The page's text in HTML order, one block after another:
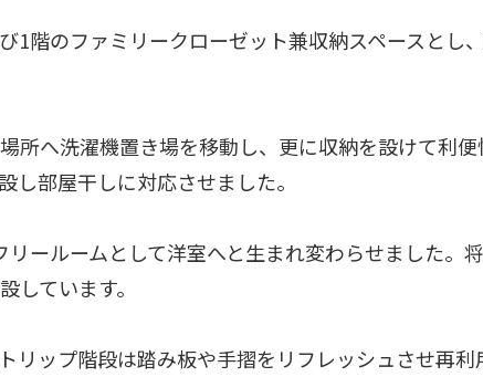
1階のファミリークローゼット兼収納スペースとし
所へ洗濯機置き場を移動し、更に収納を設けて利
し部屋干しに対応させました。
ールームとして洋室へと生まれ変わらせました。
しています。
リップ階段は踏み板や手摺をリフレッシュさせ再利